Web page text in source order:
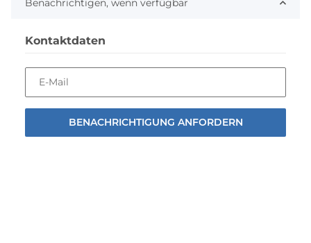
Kontaktdaten
E-Mail
BENACHRICHTIGUNG ANFORDERN